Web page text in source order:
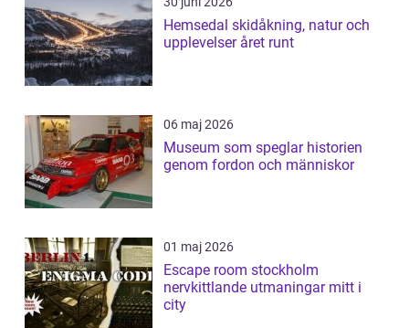
Hemsedal skidåkning, natur och
upplevelser året runt
06 maj 2026
Museum som speglar historien
genom fordon och människor
01 maj 2026
Escape room stockholm
nervkittlande utmaningar mitt i
city